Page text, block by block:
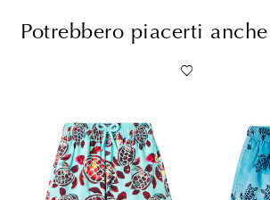
Potrebbero piacerti anche